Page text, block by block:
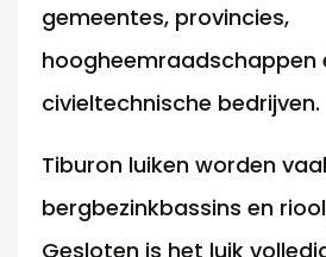
gemeentes, provincies,
hoogheemraadschappen
civieltechnische bedrijven.
Tiburon luiken worden
bergbezinkbassins en
Gesloten is het luik